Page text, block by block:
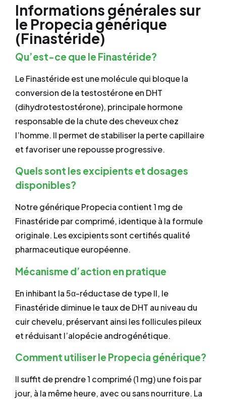
Informations générales sur
le Propecia générique
(Finastéride)
Qu’est-ce que le Finastéride?
Le Finastéride est une molécule qui bloque la
conversion de la testostérone en DHT
(dihydrotestostérone), principale hormone
responsable de la chute des cheveux chez
l’homme. Il permet de stabiliser la perte capillaire
et favoriser une repousse progressive.
Quels sont les excipients et dosages
disponibles?
Notre générique Propecia contient 1 mg de
Finastéride par comprimé, identique à la formule
originale. Les excipients sont certifiés qualité
pharmaceutique européenne.
Mécanisme d’action en pratique
En inhibant la 5α-réductase de type II, le
Finastéride diminue le taux de DHT au niveau du
cuir chevelu, préservant ainsi les follicules pileux
et réduisant l’alopécie androgénétique.
Comment utiliser le Propecia générique?
Il suffit de prendre 1 comprimé (1 mg) une fois par
jour, à la même heure, avec ou sans nourriture. La